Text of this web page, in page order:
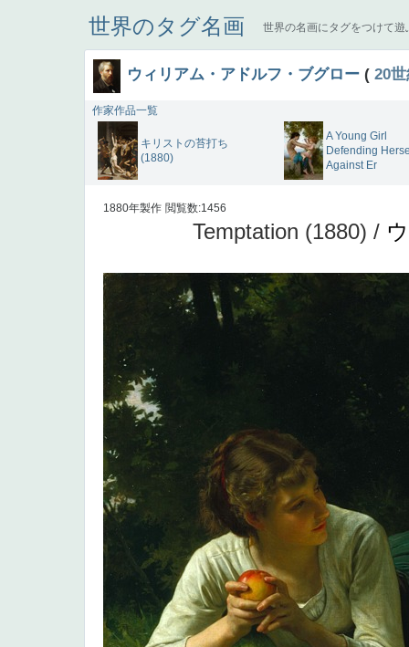
世界のタグ名画 世界の名画にタグをつけて遊
ウィリアム・アドルフ・ブグロー ( 20
作家作品一覧
キリストの苔打ち
(1880)
A Young Girl
Defending
Against Er
1880年製作 閲覧数:1456
Temptation (1880) /